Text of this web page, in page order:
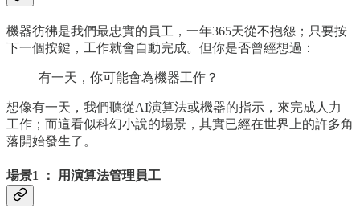
機器彷彿是我們最忠實的員工，一年365天從不抱怨；只要按
下一個按鍵，工作就會自動完成。但你是否曾經想過：
有一天，你可能會為機器工作？
想像有一天，我們聽從AI演算法或機器的指示，來完成人力
工作；而這看似科幻小說的場景，其實已經在世界上的許多角
落開始發生了。
場景1 ： 用演算法管理員工